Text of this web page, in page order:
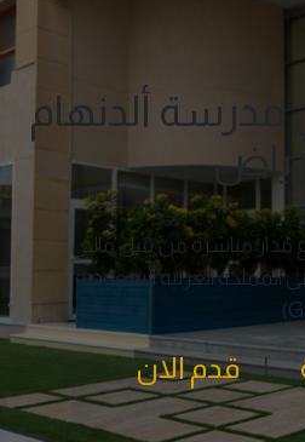
مدرسة ألدنهام
من قِبل مالكي
العربية السعودية
|قدم الان